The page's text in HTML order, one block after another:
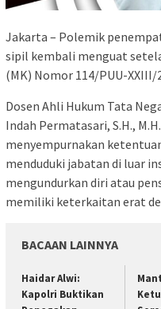
Jakarta – Polemik
sipil kembali menguat
(MK) Nomor 114/PUU-
Dosen Ahli Hukum Tata
Indah Permatasari, S.H.,
menyempurnakan
menduduki jabatan di luar
mengundurkan diri atau
memiliki keterkaitan erat
BACAAN LAINNYA
Haidar Alwi:
Kapolri Buktikan